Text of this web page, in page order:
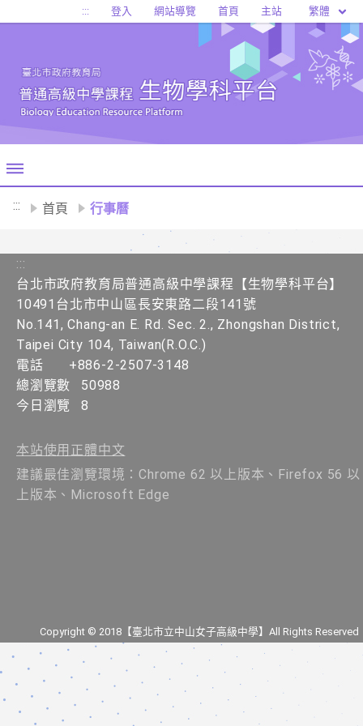
移至網頁之主要內容區位置
::: 登入 網站導覽 首頁 主站 繁體
::: 首頁 行事曆
:::
台北市政府教育局普通高級中學課程​【生物學科平台】
10491台北市中山區長安東路二段141號
No.141, Chang-an E. Rd. Sec. 2., Zhongshan District,
Taipei City 104, Taiwan(R.O.C.)
電話
+886-2-2507-3148
總瀏覽數
50988
今日瀏覽
8
本站使用正體中文
建議最佳瀏覽環境：Chrome 62 以上版本、Firefox 56 以
上版本、Microsoft Edge
Copyright © 2018【臺北市立中山女子高級中學】All Rights Reserved